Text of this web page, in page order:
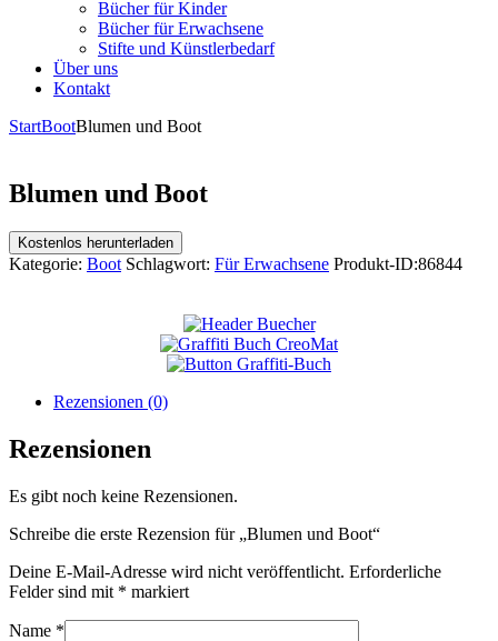
Bücher für Kinder
Bücher für Erwachsene
Stifte und Künstlerbedarf
Über uns
Kontakt
StartBootBlumen und Boot
Blumen und Boot
Kostenlos herunterladen
Kategorie: Boot Schlagwort: Für Erwachsene Produkt-ID:86844
Rezensionen (0)
Rezensionen
Es gibt noch keine Rezensionen.
Schreibe die erste Rezension für „Blumen und Boot“
Deine E-Mail-Adresse wird nicht veröffentlicht. Erforderliche
Felder sind mit * markiert
Name *